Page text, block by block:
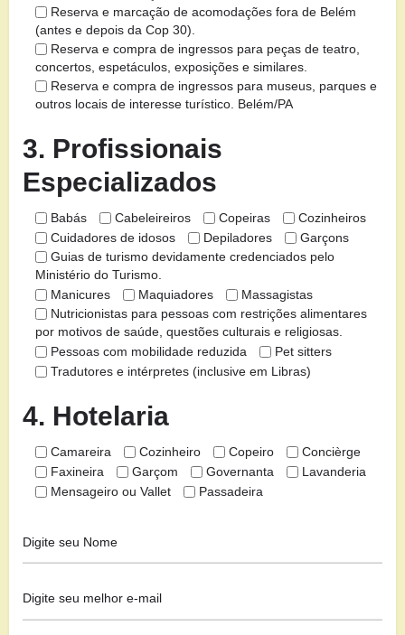
Reserva e marcação de acomodações fora de Belém
(antes e depois da Cop 30).
Reserva e compra de ingressos para peças de teatro,
concertos, espetáculos, exposições e similares.
Reserva e compra de ingressos para museus, parques e
outros locais de interesse turístico. Belém/PA
3. Profissionais
Especializados
Babás Cabeleireiros Copeiras
Cozinheiros
Cuidadores de idosos
Depiladores
Garçons
Guias de turismo devidamente credenciados pelo
Ministério do Turismo.
Manicures
Maquiadores
Massagistas
Nutricionistas para pessoas com restrições alimentares
por motivos de saúde, questões culturais e religiosas.
Pessoas com mobilidade reduzida
Pet sitters
Tradutores e intérpretes (inclusive em Libras)
4. Hotelaria
Camareira Cozinheiro Copeiro
Concièrge
Faxineira
Garçom Governanta
Lavanderia
Mensageiro ou Vallet
Passadeira